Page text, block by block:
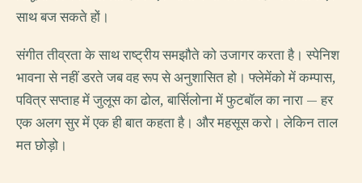
साथ बज सकते हों।
संगीत तीव्रता के साथ राष्ट्रीय समझौते को उजागर करता है। स्पेनिश
भावना से नहीं डरते जब वह रूप से अनुशासित हो। फ्लेमेंको में कम्पास,
पवित्र सप्ताह में जुलूस का ढोल, बार्सिलोना में फुटबॉल का नारा — हर
एक अलग सुर में एक ही बात कहता है। और महसूस करो। लेकिन ताल
मत छोड़ो।